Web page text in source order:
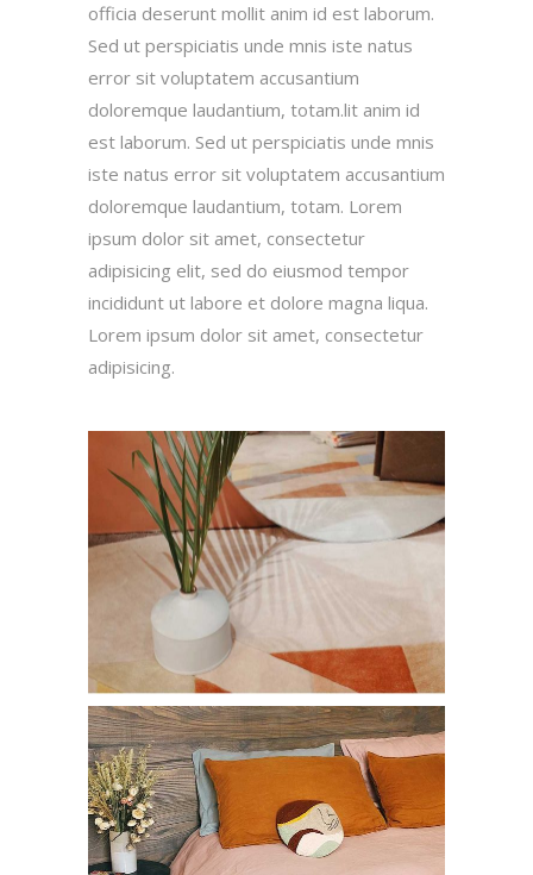
officia deserunt mollit anim id est laborum.
Sed ut perspiciatis unde mnis iste natus
error sit voluptatem accusantium
doloremque laudantium, totam.lit anim id
est laborum. Sed ut perspiciatis unde mnis
iste natus error sit voluptatem accusantium
doloremque laudantium, totam. Lorem
ipsum dolor sit amet, consectetur
adipisicing elit, sed do eiusmod tempor
incididunt ut labore et dolore magna liqua.
Lorem ipsum dolor sit amet, consectetur
adipisicing.